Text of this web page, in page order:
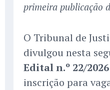
primeira publicação
O Tribunal de
divulgou nesta
Edital n.º 22/2026
inscrição para